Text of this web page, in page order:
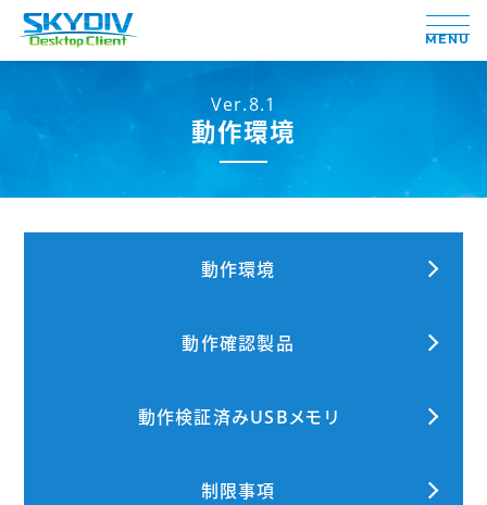
MENU
Ver.8.1
動作環境
動作環境
動作確認製品
動作検証済みUSBメモリ
制限事項